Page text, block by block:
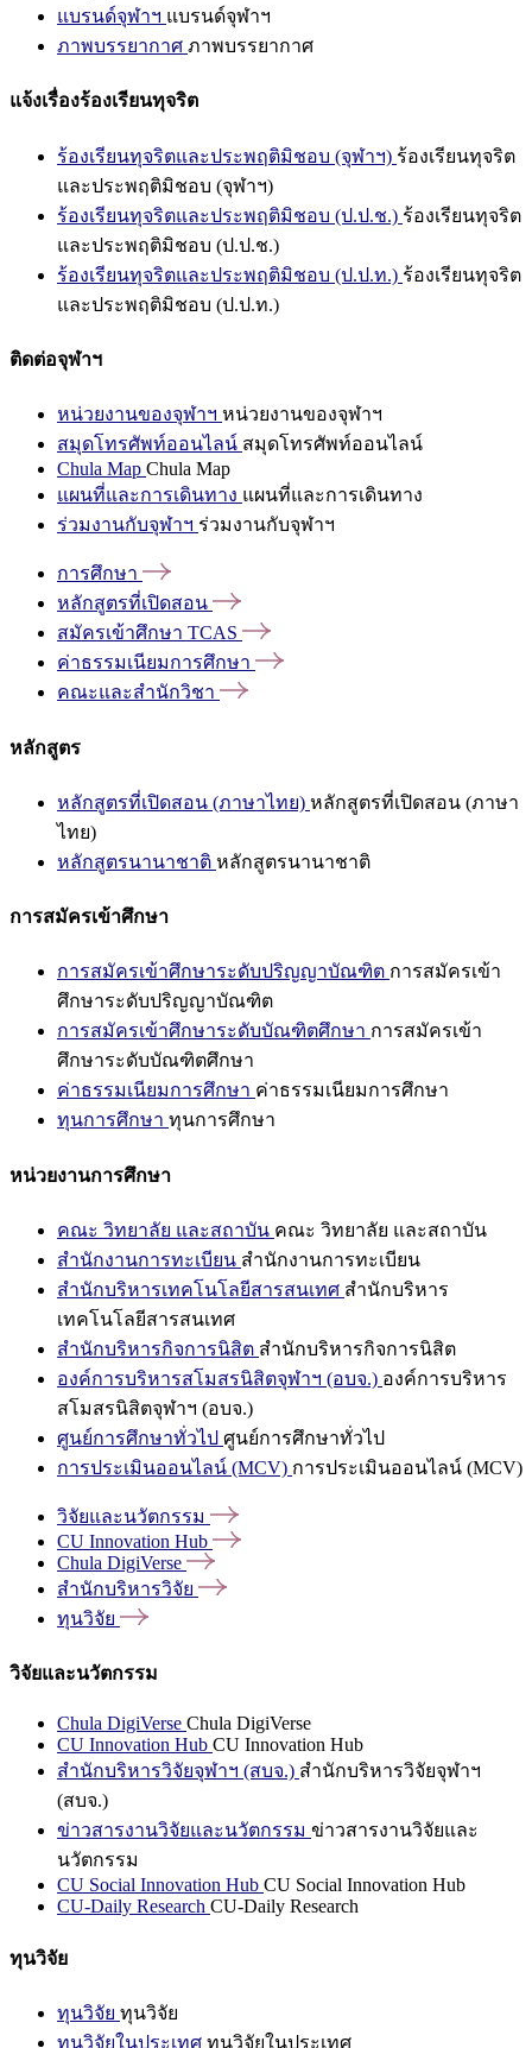
แบรนด์จุฬาฯ แบรนด์จุฬาฯ
ภาพบรรยากาศ ภาพบรรยากาศ
แจ้งเรื่องร้องเรียนทุจริต
ร้องเรียนทุจริตและประพฤติมิชอบ (จุฬาฯ) ร้องเรียนทุจริต
และประพฤติมิชอบ (จุฬาฯ)
ร้องเรียนทุจริตและประพฤติมิชอบ (ป.ป.ช.) ร้องเรียนทุจริต
และประพฤติมิชอบ (ป.ป.ช.)
ร้องเรียนทุจริตและประพฤติมิชอบ (ป.ป.ท.) ร้องเรียนทุจริต
และประพฤติมิชอบ (ป.ป.ท.)
ติดต่อจุฬาฯ
หน่วยงานของจุฬาฯ หน่วยงานของจุฬาฯ
สมุดโทรศัพท์ออนไลน์ สมุดโทรศัพท์ออนไลน์
Chula Map Chula Map
แผนที่และการเดินทาง แผนที่และการเดินทาง
ร่วมงานกับจุฬาฯ ร่วมงานกับจุฬาฯ
การศึกษา
หลักสูตรที่เปิดสอน
สมัครเข้าศึกษา TCAS
ค่าธรรมเนียมการศึกษา
คณะและสำนักวิชา
หลักสูตร
หลักสูตรที่เปิดสอน (ภาษาไทย) หลักสูตรที่เปิดสอน (ภาษา
ไทย)
หลักสูตรนานาชาติ หลักสูตรนานาชาติ
การสมัครเข้าศึกษา
การสมัครเข้าศึกษาระดับปริญญาบัณฑิต การสมัครเข้า
ศึกษาระดับปริญญาบัณฑิต
การสมัครเข้าศึกษาระดับบัณฑิตศึกษา การสมัครเข้า
ศึกษาระดับบัณฑิตศึกษา
ค่าธรรมเนียมการศึกษา ค่าธรรมเนียมการศึกษา
ทุนการศึกษา ทุนการศึกษา
หน่วยงานการศึกษา
คณะ วิทยาลัย และสถาบัน คณะ วิทยาลัย และสถาบัน
สำนักงานการทะเบียน สำนักงานการทะเบียน
สำนักบริหารเทคโนโลยีสารสนเทศ สำนักบริหาร
เทคโนโลยีสารสนเทศ
สำนักบริหารกิจการนิสิต สำนักบริหารกิจการนิสิต
องค์การบริหารสโมสรนิสิตจุฬาฯ (อบจ.) องค์การบริหาร
สโมสรนิสิตจุฬาฯ (อบจ.)
ศูนย์การศึกษาทั่วไป ศูนย์การศึกษาทั่วไป
การประเมินออนไลน์ (MCV) การประเมินออนไลน์ (MCV)
วิจัยและนวัตกรรม
CU Innovation Hub
Chula DigiVerse
สำนักบริหารวิจัย
ทุนวิจัย
วิจัยและนวัตกรรม
Chula DigiVerse Chula DigiVerse
CU Innovation Hub CU Innovation Hub
สำนักบริหารวิจัยจุฬาฯ (สบจ.) สำนักบริหารวิจัยจุฬาฯ
(สบจ.)
ข่าวสารงานวิจัยและนวัตกรรม ข่าวสารงานวิจัยและ
นวัตกรรม
CU Social Innovation Hub CU Social Innovation Hub
CU-Daily Research CU-Daily Research
ทุนวิจัย
ทุนวิจัย ทุนวิจัย
ทุนวิจัยในประเทศ ทุนวิจัยในประเทศ